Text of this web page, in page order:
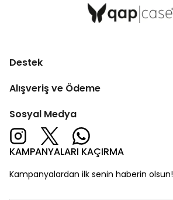
Destek
Alışveriş ve Ödeme
Sosyal Medya
KAMPANYALARI KAÇIRMA
Kampanyalardan ilk senin haberin olsun!